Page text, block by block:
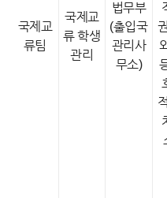
국제교
류팀
국제교
류 학생
관리
법무부
(출입국
관리사
무소)